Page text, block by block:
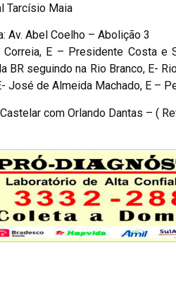
Tarcísio Maia
Av. Abel Coelho – Abolição 3
E – Presidente Costa e
BR seguindo na Rio Branco, E-
José de Almeida Machado, E –
com Orlando Dantas – (